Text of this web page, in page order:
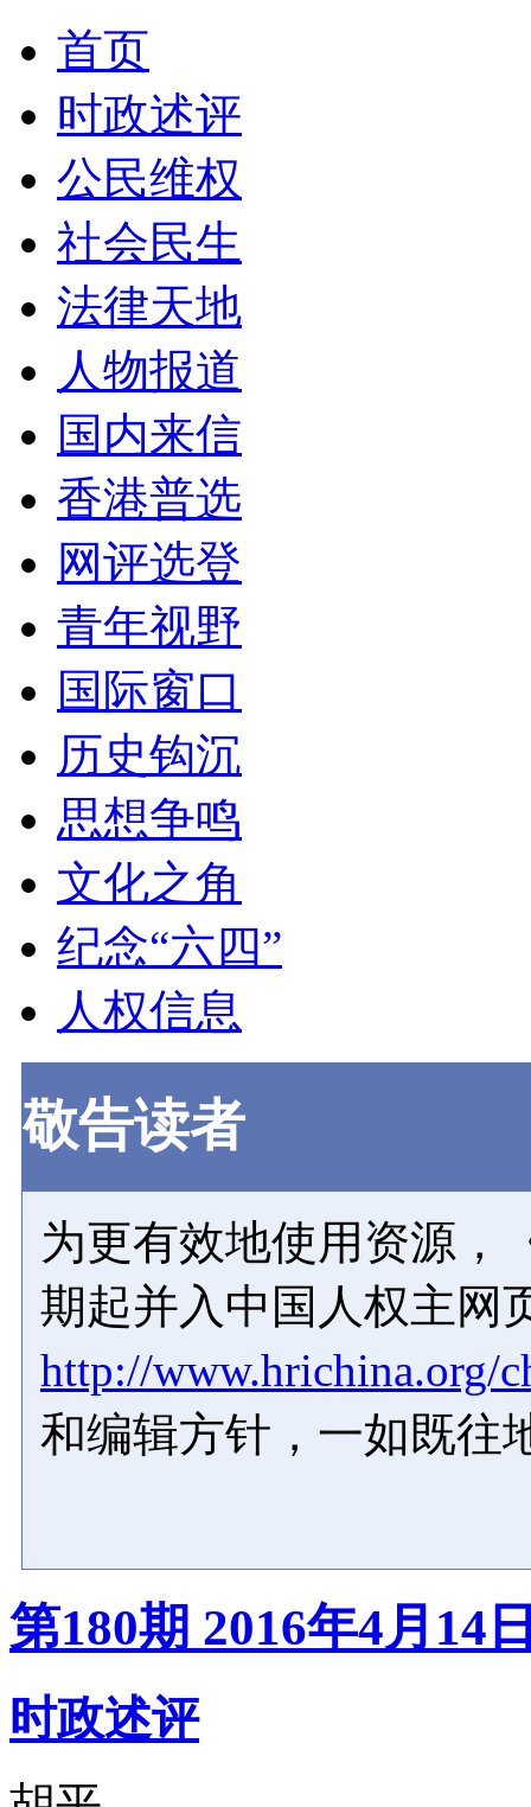
首页
时政述评
公民维权
社会民生
法律天地
人物报道
国内来信
香港普选
网评选登
青年视野
国际窗口
历史钩沉
思想争鸣
文化之角
纪念“六四”
人权信息
敬告读者
为更有效地使用资源，
期起并入中国人权主网
http://www.hrichina.org/
和编辑方针，一如既往
第180期 2016年4月14
时政述评